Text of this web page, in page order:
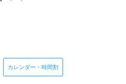
カレンダー・時間割